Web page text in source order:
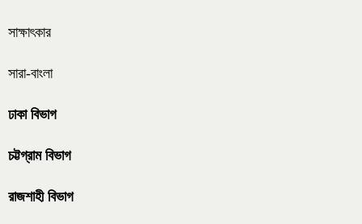
সাক্ষাৎকার
সারা-বাংলা
ঢাকা বিভাগ
চট্টগ্রাম বিভাগ
রাজশাহী বিভাগ